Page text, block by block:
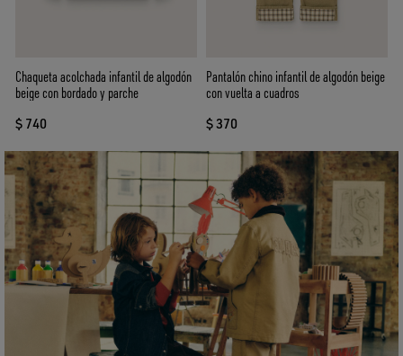
Chaqueta acolchada infantil de algodón
beige con bordado y parche
$ 740
Pantalón chino infantil de algodón beige
con vuelta a cuadros
$ 370